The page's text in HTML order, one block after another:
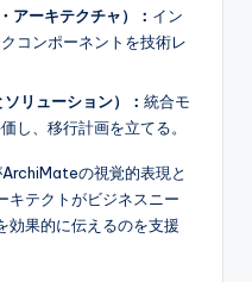
アーキテクチャ）： イン
コンポーネントを技術レ
リューション）： 統合モ
し、移行計画を立てる。
の視覚的表現と
キテクトがビジネスニー
効果的に伝えるのを支援